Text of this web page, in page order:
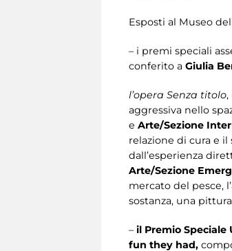
Esposti al Museo
– i premi speciali
conferito a Giulia
l’opera Senza titolo,
aggressiva nello
e Arte/Sezione
relazione di cura e
dall’esperienza
Arte/Sezione
mercato del pesce,
sostanza, una
– il Premio Speciale
fun they had,